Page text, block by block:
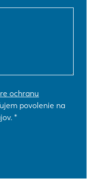
ochranu
povolenie na